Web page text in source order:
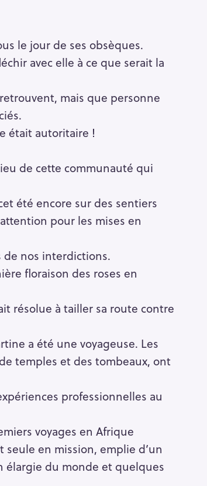
le jour de ses obsèques.
avec elle à ce que serait la
mais que personne
était autoritaire !
de cette communauté qui
été encore sur des sentiers
pour les mises en
de nos interdictions.
floraison des roses en
résolue à tailler sa route contre
a été une voyageuse. Les
temples et des tombeaux, ont
professionnelles au
voyages en Afrique
en mission, emplie d’un
élargie du monde et quelques